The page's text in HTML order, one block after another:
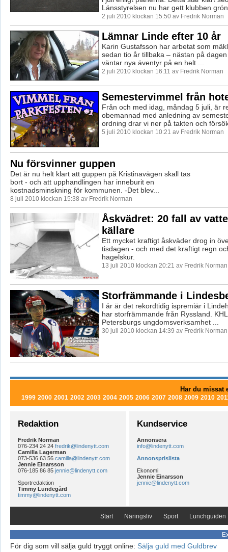
Länsstyrelsen nu har gett klubben
2 juli 2010 klockan 15:50 av Fredrik Norman
Lämnar Linde efter 10 år
Karin Gustafsson har arbetat som
sedan tio år tillbaka – nästan på
väntar nya äventyr på en helt ...
2 juli 2010 klockan 16:11 av Fredrik Norman
Semestervimmel från
Från och med idag, måndag 5 juli, är
obemannad med anledning av
ordning drar vi ner på takten och
5 juli 2010 klockan 10:21 av Fredrik Norman
Nu försvinner guppen
Det är nu helt klart att guppen på Kristinavägen skall tas
bort - och att upphandlingen har inneburit en
kostnadsminskning för kommunen. -Det blev...
8 juli 2010 klockan 15:38 av Fredrik Norman
Åskvädret: 20 fall av
källare
Ett mycket kraftigt åskväder drog in
tisdagen - och med det kraftigt regn
hagelskur.
13 juli 2010 klockan 20:21 av Fredrik Norman
Storfrämmande i
I år är det rekordtidig ispremiär i
har storfrämmande från Ryssland.
Petersburgs ungdomsverksamhet ...
30 juli 2010 klockan 14:39 av Fredrik Norman
Har du missat
1999 2000 2001 2002 2003 2004 2005 2006 2007 2008 2009 2010
Redaktion
Fredrik Norman
076-234 24 24 fredrik@lindenytt.com
Camilla Lagerman
073-536 63 56 camilla@lindenytt.com
Jennie Einarsson
076-185 86 85 jennie@lindenytt.com
Sportredaktion
Timmy Lundegård
timmy@lindenytt.com
Kundservice
Annonsera
info@lindenytt.com
Annonsprislista
Ekonomi
Jennie Einarsson
jennie@lindenytt.com
Start Näringsliv Sport Lunchguiden
För dig som vill sälja guld tryggt online: Sälja guld med Guldbrev